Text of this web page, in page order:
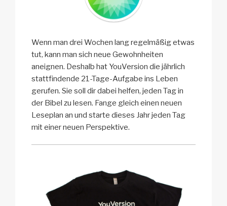
Wenn man drei Wochen lang regelmäßig etwas
tut, kann man sich neue Gewohnheiten
aneignen. Deshalb hat YouVersion die jährlich
stattfindende 21-Tage-Aufgabe ins Leben
gerufen. Sie soll dir dabei helfen, jeden Tag in
der Bibel zu lesen. Fange gleich einen neuen
Leseplan an und starte dieses Jahr jeden Tag
mit einer neuen Perspektive.